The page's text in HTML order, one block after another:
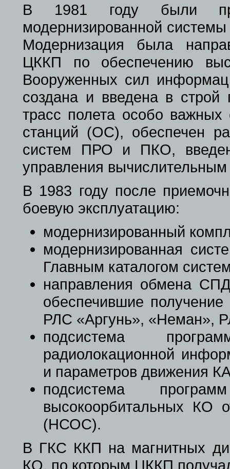
В 1981 году были
модернизированной
Модернизация была
ЦККП по обеспечению
Вооруженных сил
создана и введена в строй
трасс полета особо
станций (ОС), обеспечен
систем ПРО и ПКО,
управления
В 1983 году после
боевую эксплуатацию:
модернизированный
модернизированная
Главным каталогом
направления обмена
обеспечившие
РЛС «Аргунь», «Неман»,
подсистема
радиолокационной
и параметров движения
подсистема
высокоорбитальных КО
(НСОС).
В ГКС ККП на магнитных
КО, по которым ЦККП